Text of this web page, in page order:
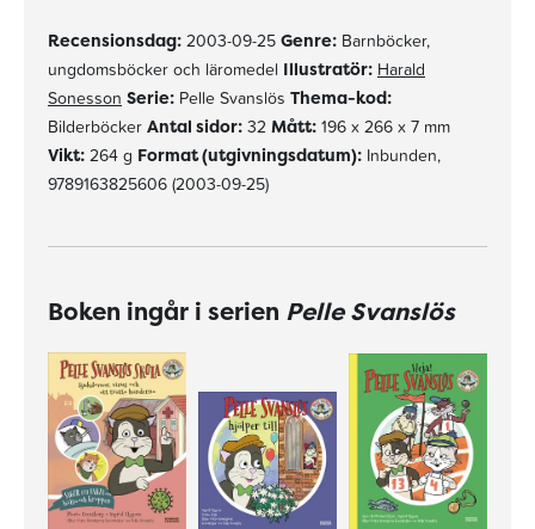
Recensionsdag: 2003-09-25 Genre: Barnböcker,
ungdomsböcker och läromedel Illustratör: Harald
Sonesson Serie: Pelle Svanslös Thema-kod:
Bilderböcker Antal sidor: 32 Mått: 196 x 266 x 7 mm
Vikt: 264 g Format (utgivningsdatum): Inbunden,
9789163825606 (2003-09-25)
Boken ingår i serien Pelle Svanslös